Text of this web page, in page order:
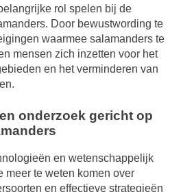
rol spelen bij de
Door bewustwording te
waarmee salamanders te
mensen zich inzetten voor het
en het verminderen van
onderzoek gericht op
en wetenschappelijk
meer te weten komen over
en effectieve strategieën